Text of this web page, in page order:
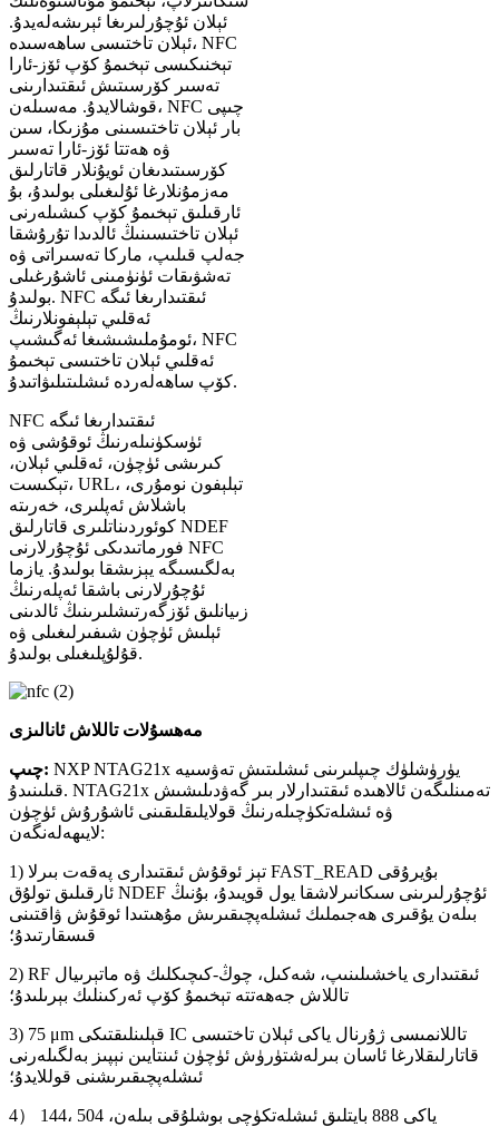
ئېلان ئۇچۇرلىرىغا ئېرىشەلەيدۇ.
ئېلان تاختىسى ساھەسىدە، NFC
تېخنىكىسى تېخىمۇ كۆپ ئۆز-ئارا
تەسىر كۆرسىتىش ئىقتىدارىنى
قوشالايدۇ. مەسىلەن، NFC چىپى
بار ئېلان تاختىسىنى مۇزىكا، سىن
ۋە ھەتتا ئۆز-ئارا تەسىر
كۆرسىتىدىغان ئويۇنلار قاتارلىق
مەزمۇنلارغا ئۇلىغىلى بولىدۇ، بۇ
ئارقىلىق تېخىمۇ كۆپ كىشىلەرنى
ئېلان تاختىسىنىڭ ئالدىدا تۇرۇشقا
جەلپ قىلىپ، ماركا تەسىراتى ۋە
تەشۋىقات ئۈنۈمىنى ئاشۇرغىلى
بولىدۇ. NFC ئىقتىدارىغا ئىگە
ئەقلىي تېلېفونلارنىڭ
ئومۇملىشىشىغا ئەگىشىپ، NFC
ئەقلىي ئېلان تاختىسى تېخىمۇ
كۆپ ساھەلەردە ئىشلىتىلىۋاتىدۇ.
NFC ئىقتىدارىغا ئىگە
ئۈسكۈنىلەرنىڭ ئوقۇشى ۋە
كىرىشى ئۈچۈن، ئەقلىي ئېلان،
تېكىست، URL، تېلېفون نومۇرى،
باشلاش ئەپلىرى، خەرىتە
كوئوردىناتلىرى قاتارلىق NDEF
فورماتىدىكى ئۇچۇرلارنى NFC
بەلگىسىگە يېزىشقا بولىدۇ. يازما
ئۇچۇرلارنى باشقا ئەپلەرنىڭ
زىيانلىق ئۆزگەرتىشلىرىنىڭ ئالدىنى
ئېلىش ئۈچۈن شىفىرلىغىلى ۋە
قۇلۇپلىغىلى بولىدۇ.
مەھسۇلات تاللاش ئانالىزى
چىپ: NXP NTAG21x يۈرۈشلۈك چىپلىرىنى ئىشلىتىش تەۋسىيە
قىلىنىدۇ. NTAG21x تەمىنلىگەن ئالاھىدە ئىقتىدارلار بىر گەۋدىلىشىش
ۋە ئىشلەتكۈچىلەرنىڭ قولايلىقلىقىنى ئاشۇرۇش ئۈچۈن
لايىھەلەنگەن:
1) تېز ئوقۇش ئىقتىدارى پەقەت بىرلا FAST_READ بۇيرۇقى
ئارقىلىق تولۇق NDEF ئۇچۇرلىرىنى سىكانىرلاشقا يول قويىدۇ، بۇنىڭ
بىلەن يۇقىرى ھەجىملىك ​​ئىشلەپچىقىرىش مۇھىتىدا ئوقۇش ۋاقتىنى
قىسقارتىدۇ؛
2) RF ئىقتىدارى ياخشىلىنىپ، شەكىل، چوڭ-كىچىكلىك ۋە ماتېرىيال
تاللاش جەھەتتە تېخىمۇ كۆپ ئەركىنلىك بېرىلىدۇ؛
3) 75 μm قېلىنلىقتىكى IC تاللانمىسى ژۇرنال ياكى ئېلان تاختىسى
قاتارلىقلارغا ئاسان بىرلەشتۈرۈش ئۈچۈن ئىنتايىن نېپىز بەلگىلەرنى
ئىشلەپچىقىرىشنى قوللايدۇ؛
4） 144، 504 ياكى 888 بايتلىق ئىشلەتكۈچى بوشلۇقى بىلەن،